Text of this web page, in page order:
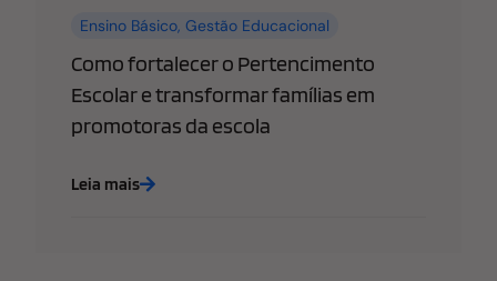
Ensino Básico,Gestão Educacional
Como fortalecer o Pertencimento
Escolar e transformar famílias em
promotoras da escola
Leia mais